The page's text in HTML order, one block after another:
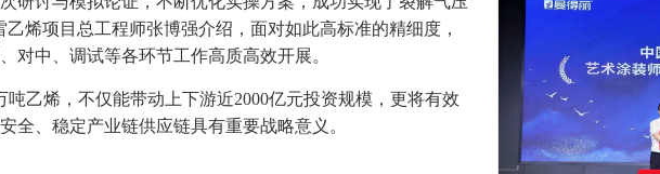
烯项目总工程师张博强介绍，面对如此高标准的精细度，
对中、调试等各环节工作高质高效开展。
乙烯，不仅能带动上下游近2000亿元投资规模，更将有效
全、稳定产业链供应链具有重要战略意义。